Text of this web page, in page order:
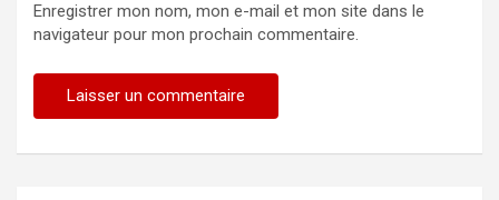
Enregistrer mon nom, mon e-mail et mon site dans le
navigateur pour mon prochain commentaire.